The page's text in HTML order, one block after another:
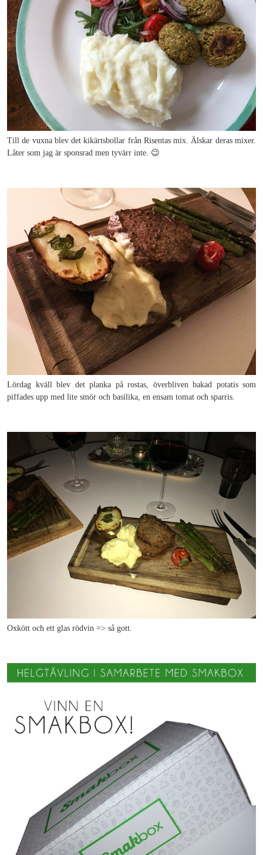
Till de vuxna blev det kikärtsbollar från Risentas mix. Älskar deras mixer.
Låter som jag är sponsrad men tyvärr inte. 😉
Lördag kväll blev det planka på rostas, överbliven bakad potatis som
piffades upp med lite smör och basilika, en ensam tomat och sparris.
Oxkött och ett glas rödvin => så gott.